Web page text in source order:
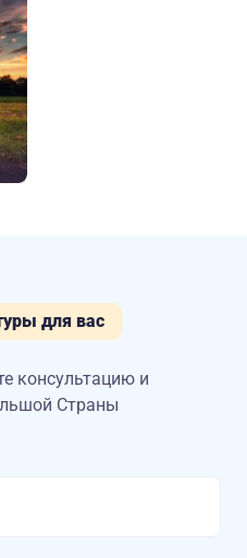
для вас
консультацию и
Страны